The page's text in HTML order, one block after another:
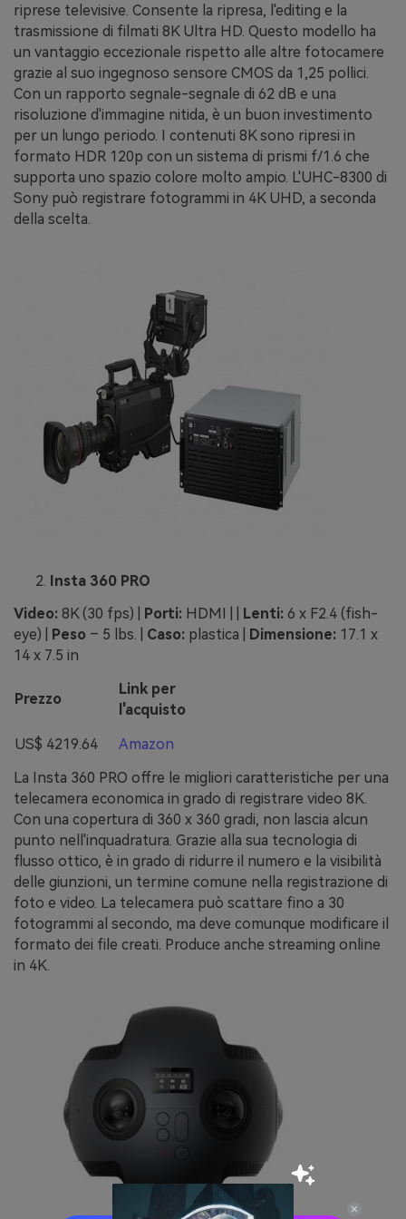
riprese televisive. Consente la ripresa, l'editing e la
trasmissione di filmati 8K Ultra HD. Questo modello ha
un vantaggio eccezionale rispetto alle altre fotocamere
grazie al suo ingegnoso sensore CMOS da 1,25 pollici.
Con un rapporto segnale-segnale di 62 dB e una
risoluzione d'immagine nitida, è un buon investimento
per un lungo periodo. I contenuti 8K sono ripresi in
formato HDR 120p con un sistema di prismi f/1.6 che
supporta uno spazio colore molto ampio. L'UHC-8300 di
Sony può registrare fotogrammi in 4K UHD, a seconda
della scelta.
Insta 360 PRO
Video: 8K (30 fps) | Porti: HDMI | | Lenti: 6 х F2.4 (fish-
eye) | Peso – 5 lbs. | Caso: plastica | Dimensione: 17.1 x
14 x 7.5 in
Prezzo
Link per
l'acquisto
US$ 4219.64
Amazon
La Insta 360 PRO offre le migliori caratteristiche per una
telecamera economica in grado di registrare video 8K.
Con una copertura di 360 x 360 gradi, non lascia alcun
punto nell'inquadratura. Grazie alla sua tecnologia di
flusso ottico, è in grado di ridurre il numero e la visibilità
delle giunzioni, un termine comune nella registrazione di
foto e video. La telecamera può scattare fino a 30
fotogrammi al secondo, ma deve comunque modificare il
formato dei file creati. Produce anche streaming online
in 4K.